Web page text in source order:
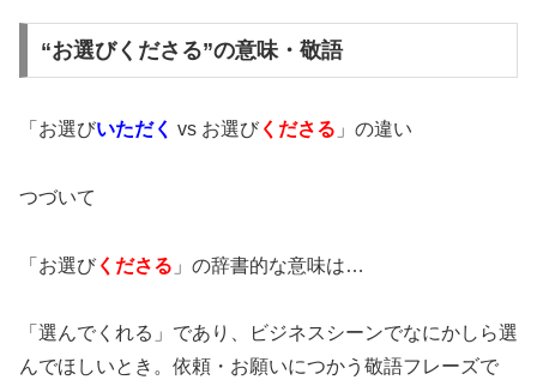
“お選びくださる”の意味・敬語
「お選びいただく vs お選び くださる 」の違い
つづいて
「お選び くださる 」の辞書的な意味は…
「選んでくれる」であり、ビジネスシーンでなにかしら選
んでほしいとき。依頼・お願いにつかう敬語フレーズで